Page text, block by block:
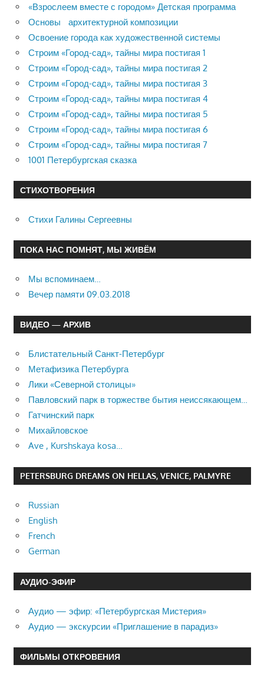
«Взрослеем вместе с городом» Детская программа
Основы архитектурной композиции
Освоение города как художественной системы
Строим «Город-сад», тайны мира постигая 1
Строим «Город-сад», тайны мира постигая 2
Строим «Город-сад», тайны мира постигая 3
Строим «Город-сад», тайны мира постигая 4
Строим «Город-сад», тайны мира постигая 5
Строим «Город-сад», тайны мира постигая 6
Строим «Город-сад», тайны мира постигая 7
1001 Петербургская сказка
СТИХОТВОРЕНИЯ
Стихи Галины Сергеевны
ПОКА НАС ПОМНЯТ, МЫ ЖИВЁМ
Мы вспоминаем…
Вечер памяти 09.03.2018
ВИДЕО — АРХИВ
Блистательный Санкт-Петербург
Метафизика Петербурга
Лики «Северной столицы»
Павловский парк в торжестве бытия неиссякающем…
Гатчинский парк
Михайловское
Ave , Kurshskaya kosa…
PETERSBURG DREAMS ON HELLAS, VENICE, PALMYRE
Russian
English
French
German
АУДИО-ЭФИР
Аудио — эфир: «Петербургская Мистерия»
Аудио — экскурсии «Приглашение в парадиз»
ФИЛЬМЫ ОТКРОВЕНИЯ